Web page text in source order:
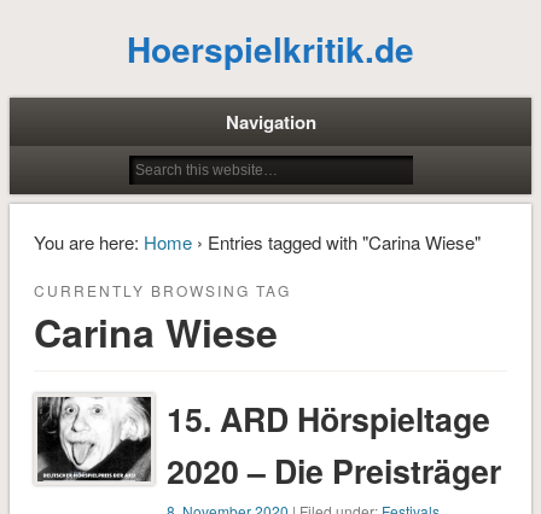
Hoerspielkritik.de
Navigation
You are here: Home› Entries tagged with "Carina Wiese"
CURRENTLY BROWSING TAG
Carina Wiese
15. ARD Hörspieltage
2020 – Die Preisträger